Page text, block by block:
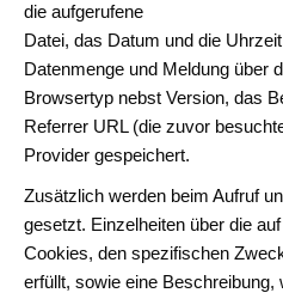
die aufgerufene
Datei, das Datum und die
Datenmenge und Meldung über
Browsertyp nebst Version, das
Referrer URL (die zuvor
Provider gespeichert.
Zusätzlich werden beim Aufruf
gesetzt. Einzelheiten über die
Cookies, den spezifischen
erfüllt, sowie eine Beschreibung,